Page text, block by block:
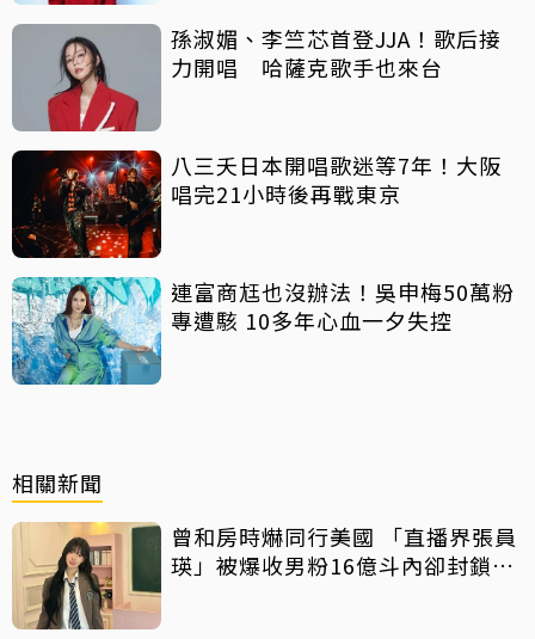
孫淑媚、李竺芯首登JJA！歌后接
力開唱 哈薩克歌手也來台
八三夭日本開唱歌迷等7年！大阪
唱完21小時後再戰東京
連富商尪也沒辦法！吳申梅50萬粉
專遭駭 10多年心血一夕失控
相關新聞
曾和房時爀同行美國 「直播界張員
瑛」被爆收男粉16億斗內卻封鎖對